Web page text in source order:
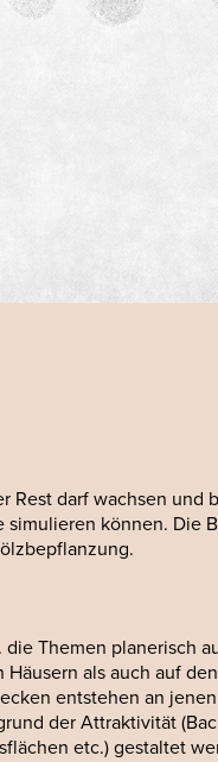
darf wachsen und
können. Die
Themen planerisch
als auch auf
entstehen an
der Attraktivität
etc.) gestaltet